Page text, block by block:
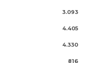
3.093
4.405
4.330
816